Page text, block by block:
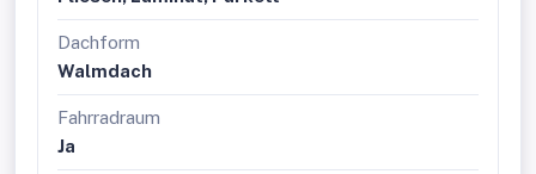
Dachform
Walmdach
Fahrradraum
Ja